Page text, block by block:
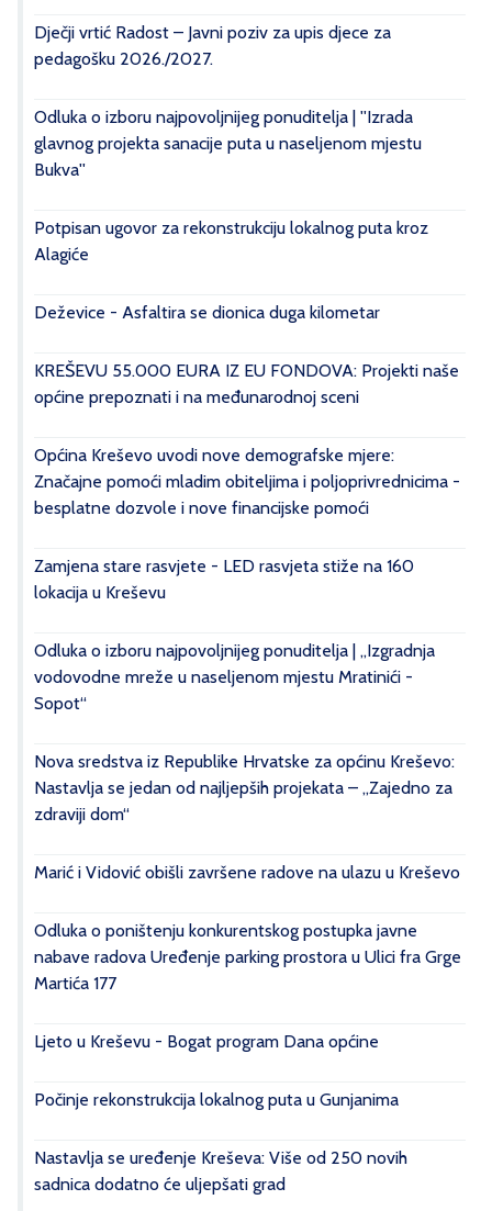
Dječji vrtić Radost – Javni poziv za upis djece za
pedagošku 2026./2027.
Odluka o izboru najpovoljnijeg ponuditelja | ''Izrada
glavnog projekta sanacije puta u naseljenom mjestu
Bukva''
Potpisan ugovor za rekonstrukciju lokalnog puta kroz
Alagiće
Deževice - Asfaltira se dionica duga kilometar
KREŠEVU 55.000 EURA IZ EU FONDOVA: Projekti naše
općine prepoznati i na međunarodnoj sceni
Općina Kreševo uvodi nove demografske mjere:
Značajne pomoći mladim obiteljima i poljoprivrednicima -
besplatne dozvole i nove financijske pomoći
Zamjena stare rasvjete - LED rasvjeta stiže na 160
lokacija u Kreševu
Odluka o izboru najpovoljnijeg ponuditelja | „Izgradnja
vodovodne mreže u naseljenom mjestu Mratinići -
Sopot“
Nova sredstva iz Republike Hrvatske za općinu Kreševo:
Nastavlja se jedan od najljepših projekata – „Zajedno za
zdraviji dom“
Marić i Vidović obišli završene radove na ulazu u Kreševo
Odluka o poništenju konkurentskog postupka javne
nabave radova Uređenje parking prostora u Ulici fra Grge
Martića 177
Ljeto u Kreševu - Bogat program Dana općine
Počinje rekonstrukcija lokalnog puta u Gunjanima
Nastavlja se uređenje Kreševa: Više od 250 novih
sadnica dodatno će uljepšati grad